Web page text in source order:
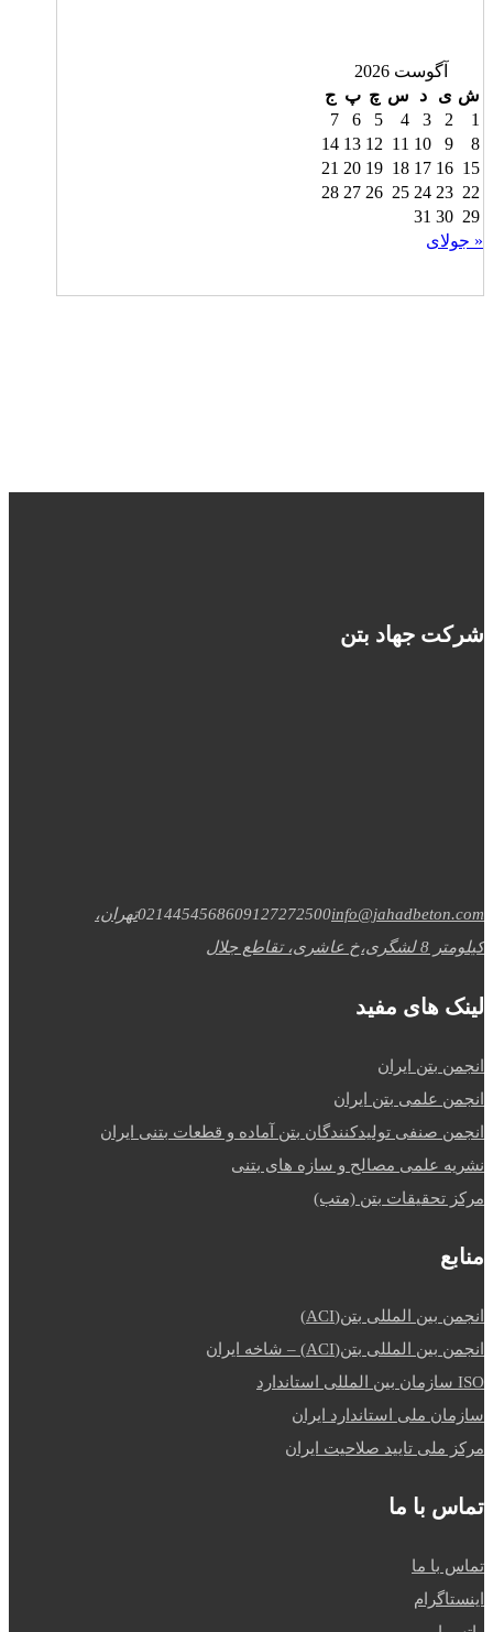
آگوست 2026
ش ی د س چ پ ج
1
2
3
4
5
6
7
8
9
10
11
12
13
14
15
16
17
18
19
20
21
22
23
24
25
26
27
28
29
30
31
« جولای
شرکت جهاد بتن
0214454568609127272500info@jahadbeton.com
تهران،
کیلومتر 8 لشگری،خ عاشری، تقاطع جلال
لینک های مفید
انجمن بتن ایران
انجمن علمی بتن ایران
انجمن صنفی تولیدکنندگان بتن آماده و قطعات بتنی ایران
نشریه علمی مصالح و سازه های بتنی
مرکز تحقیقات بتن (متب)
منابع
انجمن بین المللی بتن(ACI)
انجمن بین المللی بتن(ACI) – شاخه ایران
ISO سازمان بین المللی استاندارد
سازمان ملی استاندارد ایران
مرکز ملی تایید صلاحیت ایران
تماس با ما
تماس با ما
اینستاگرام